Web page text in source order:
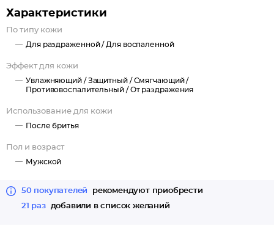
Характеристики
По типу кожи
Для раздраженной / Для воспаленной
Эффект для кожи
Увлажняющий /Защитный /Смягчающий /
Противовоспалительный /От раздражения
Использование для кожи
После бритья
Пол и возраст
Мужской
50 покупателей
рекомендуют приобрести
21 раз
добавили в список желаний